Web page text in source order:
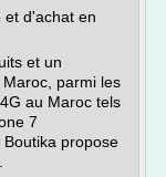
et d'achat en
et un
parmi les
au Maroc tels
7
propose